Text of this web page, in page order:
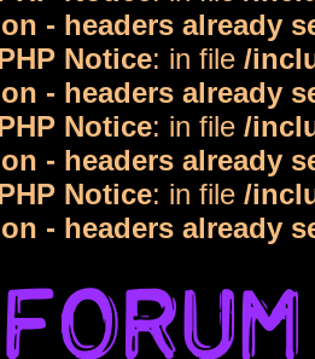
- headers already
Notice: in file /
- headers already
Notice: in file /
- headers already
Notice: in file /
- headers already